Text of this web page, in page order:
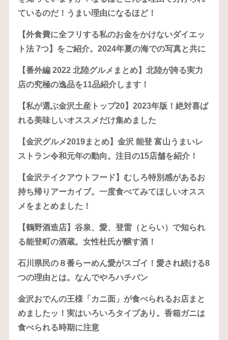
ているのだ！うまい理由になるほど！
【外食費に全フリする私のお金をかけないダイエッ
ト法 7つ】をご紹介。2024年夏の海での写真と共に
【番外編 2022 北陸グルメまとめ】北陸が誇る実力
店の究極の逸品を11品紹介します！
【私が選ぶ金沢土産トップ20】2023年版！絶対喜ば
れる美味しいオススメだけ集めました
【金沢グルメ2019まとめ】金沢 能登 富山うまいレ
ストラン令和元年の動向。注目の15店舗を紹介！
【金沢テイクアウトフード】むしろ特別感があるお
持ち帰りアーカイブ。一度食べてみてほしいオスス
メをまとめました！
【鶴野酒造店】谷泉、愛、登雷（とらい）で知られ
る能登町の酒蔵。女性杜氏が醸す酒！
石川県民の８番らーめん愛がスゴイ！愛され続ける8
つの理由とは。なんでやろハチバン
金沢おでんの王様「カニ面」が食べられるお店まと
めましたッ！実はいろいろタイプあり。香箱ガニは
食べられる時期に注意